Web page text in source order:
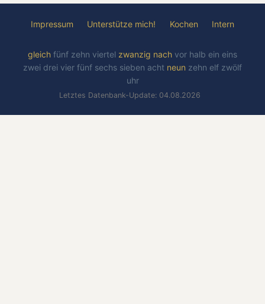
Impressum Unterstütze mich! Kochen Intern
gleich fünf zehn viertel zwanzig nach vor halb ein eins
zwei drei vier fünf sechs sieben acht neun zehn elf zwölf
uhr
Letztes Datenbank-Update: 04.08.2026